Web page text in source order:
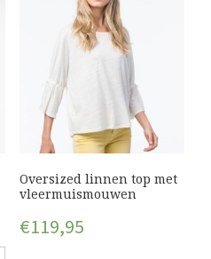
Oversized linnen top met
vleermuismouwen
€119,95